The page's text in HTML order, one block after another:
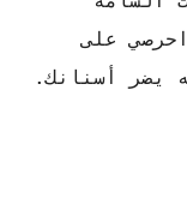
على
يضر أسنانك.